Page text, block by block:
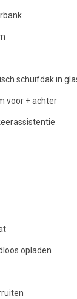
schuifdak in
voor + achter
opladen